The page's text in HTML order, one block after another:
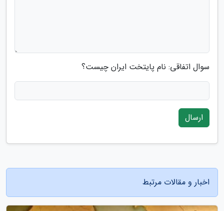
سوال اتفاقی: نام پایتخت ایران چیست؟
ارسال
اخبار و مقالات مرتبط